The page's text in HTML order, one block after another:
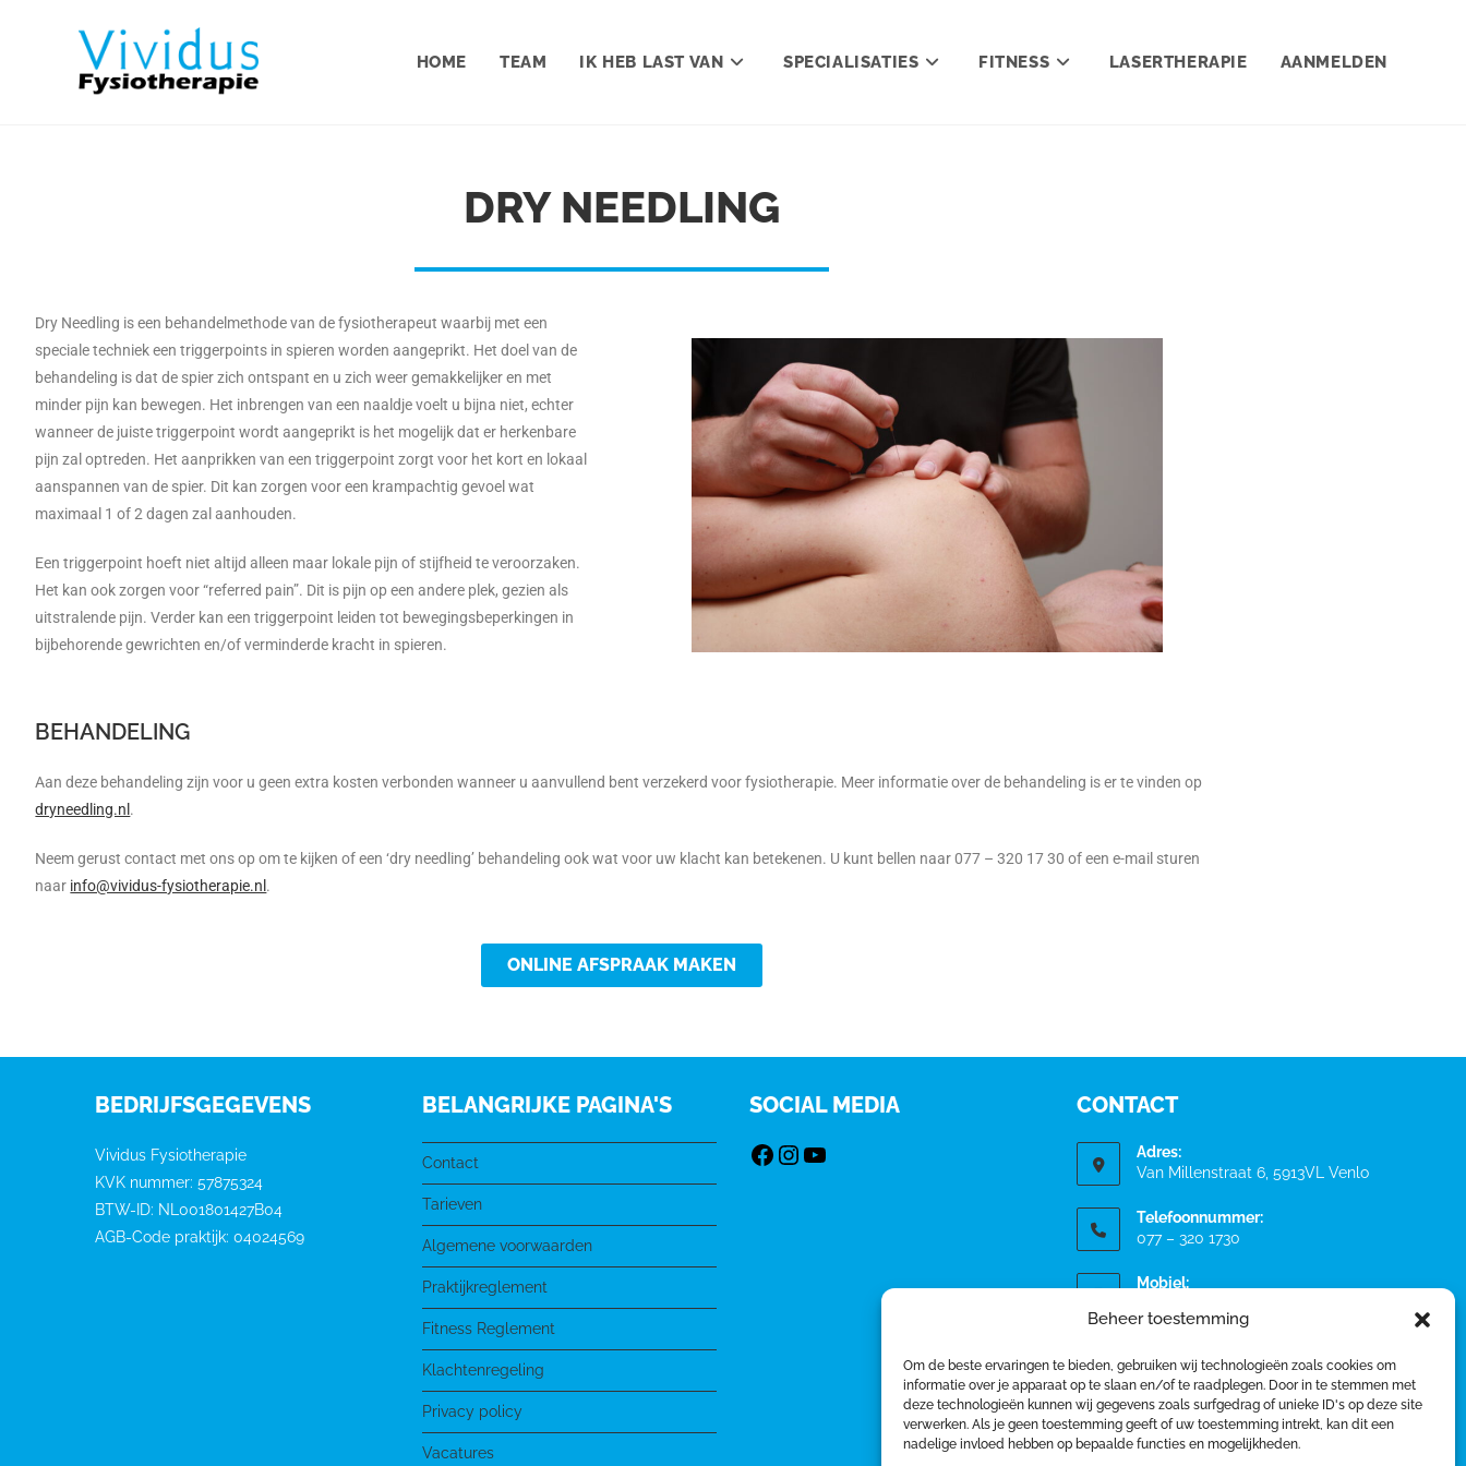
Beheer toestemming
Om de beste ervaringen te bieden, gebruiken wij technologieën zoals cookies om
informatie over je apparaat op te slaan en/of te raadplegen. Door in te stemmen met
deze technologieën kunnen wij gegevens zoals surfgedrag of unieke ID's op deze site
verwerken. Als je geen toestemming geeft of uw toestemming intrekt, kan dit een
nadelige invloed hebben op bepaalde functies en mogelijkheden.
HOME TEAM IK HEB LAST VAN SPECIALISATIES FITNESS LASERTHERAPIE AANMELDEN
DRY NEEDLING
Dry Needling is een behandelmethode van de fysiotherapeut waarbij met een
speciale techniek een triggerpoints in spieren worden aangeprikt. Het doel van de
behandeling is dat de spier zich ontspant en u zich weer gemakkelijker en met
minder pijn kan bewegen. Het inbrengen van een naaldje voelt u bijna niet, echter
wanneer de juiste triggerpoint wordt aangeprikt is het mogelijk dat er herkenbare
pijn zal optreden. Het aanprikken van een triggerpoint zorgt voor het kort en lokaal
aanspannen van de spier. Dit kan zorgen voor een krampachtig gevoel wat
maximaal 1 of 2 dagen zal aanhouden.
Een triggerpoint hoeft niet altijd alleen maar lokale pijn of stijfheid te veroorzaken.
Het kan ook zorgen voor “referred pain”. Dit is pijn op een andere plek, gezien als
uitstralende pijn. Verder kan een triggerpoint leiden tot bewegingsbeperkingen in
bijbehorende gewrichten en/of verminderde kracht in spieren.
BEHANDELING
Aan deze behandeling zijn voor u geen extra kosten verbonden wanneer u aanvullend bent verzekerd voor fysiotherapie. Meer informatie over de behandeling is er te vinden op
dryneedling.nl .
Neem gerust contact met ons op om te kijken of een ‘dry needling’ behandeling ook wat voor uw klacht kan betekenen. U kunt bellen naar 077 – 320 17 30 of een e-mail sturen
naar info@vividus-fysiotherapie.nl .
ONLINE AFSPRAAK MAKEN
BEDRIJFSGEGEVENS
Vividus Fysiotherapie
KVK nummer: 57875324
BTW-ID: NL001801427B04
AGB-Code praktijk: 04024569
BELANGRIJKE PAGINA'S
Contact
Tarieven
Algemene voorwaarden
Praktijkreglement
Fitness Reglement
Klachtenregeling
Privacy policy
Vacatures
SOCIAL MEDIA CONTACT
Adres:
Van Millenstraat 6, 5913VL Venlo
Telefoonnummer:
077 – 320 1730
Mobiel:
info@vividus-fysiotherapie.nl